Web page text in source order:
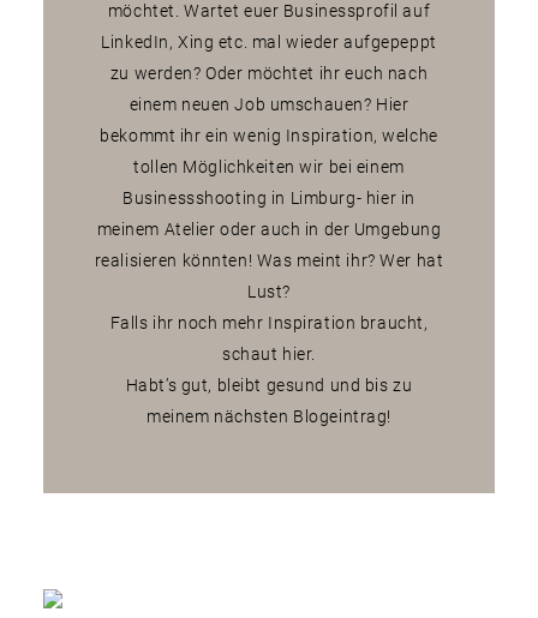
möchtet. Wartet euer Businessprofil auf
LinkedIn, Xing etc. mal wieder aufgepeppt
zu werden? Oder möchtet ihr euch nach
einem neuen Job umschauen? Hier
bekommt ihr ein wenig Inspiration, welche
tollen Möglichkeiten wir bei einem
Businessshooting in Limburg- hier in
meinem Atelier oder auch in der Umgebung
realisieren könnten! Was meint ihr? Wer hat
Lust?
Falls ihr noch mehr Inspiration braucht,
schaut hier.
Habt’s gut, bleibt gesund und bis zu
meinem nächsten Blogeintrag!